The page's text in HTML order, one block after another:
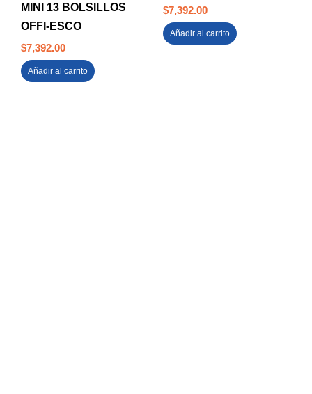
MINI 13 BOLSILLOS
OFFI-ESCO
$7,392.00
Añadir al carrito
$7,392.00
Añadir al carrito